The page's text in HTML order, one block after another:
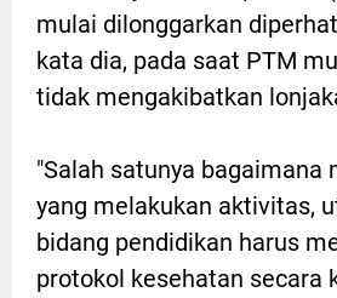
mulai dilonggarkan
kata dia, pada saat PTM
tidak mengakibatkan
"Salah satunya bagaimana
yang melakukan aktivitas,
bidang pendidikan harus
protokol kesehatan secara